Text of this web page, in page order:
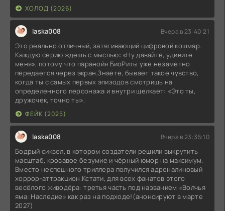
ХОЛОД (2026)
laska008 Вчера в 23:40:21
Это реально отличный, затягивающий цифровой кошмар.
Каждую серию ждешь с мыслью: «Ну давайте, удивите
меня», потому что паранойя БиоРиты уже незаметно
передается через экран.Знаете, бывает такое чувство,
когда ты с самых первых эпизодов смотришь на
определенного персонажа и внутри щелкает: «Это ты,
дружочек, точно ты».
ФЕЙК (2025)
laska008 Вчера в 23:36:10
Бодрый сиквел, в котором создатели решили выкрутить
масштаб, кровавое безумие и чёрный юмор на максимум.
Вместо неспешного триллера получился адреналиновый
хоррор-аттракцион.Кстати, для всех фанатов этого
весёлого живодёра: третья часть под названием «Волчья
яма: Наследие» как раз на подходе!(анонсируют в марте
2027)